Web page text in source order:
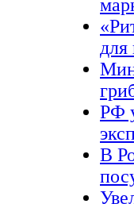
для
РФ
В